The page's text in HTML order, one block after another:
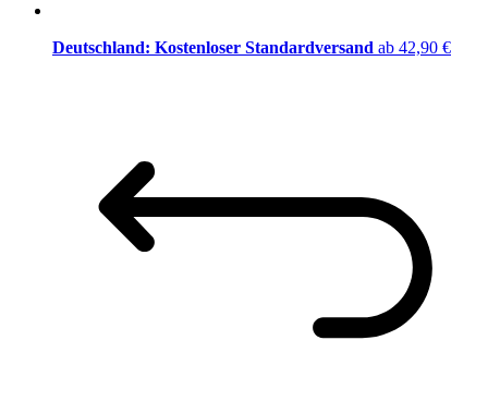
Deutschland: Kostenloser Standardversand ab 42,90 €